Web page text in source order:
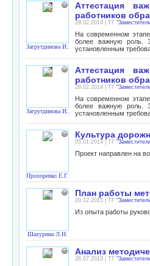
Загрутдинова И.З.
Аттестация
работников
28.02.2014 | ТГ
На современном этапе
более важную роль.
установленным
Загрутдинова И.З.
Аттестация
работников
28.02.2014 | ТГ
На современном этапе
более важную роль.
установленным
Прохоренко Е.Г.
Культура
05.01.2014 | ТГ
Проект направлен на
Шахурина Л.Н.
План работы
20.12.2013 | ТГ
Из опыта работы
Анализ
28.07.2013 | ТГ